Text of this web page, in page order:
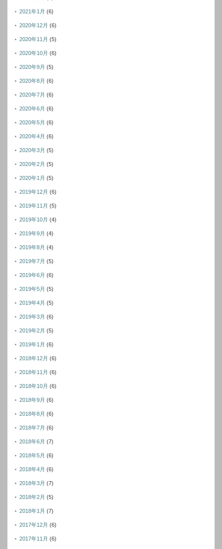
2021年1月 (6)
2020年12月 (6)
2020年11月 (5)
2020年10月 (6)
2020年9月 (5)
2020年8月 (6)
2020年7月 (6)
2020年6月 (6)
2020年5月 (6)
2020年4月 (6)
2020年3月 (5)
2020年2月 (5)
2020年1月 (5)
2019年12月 (6)
2019年11月 (5)
2019年10月 (4)
2019年9月 (4)
2019年8月 (4)
2019年7月 (5)
2019年6月 (6)
2019年5月 (5)
2019年4月 (5)
2019年3月 (6)
2019年2月 (5)
2019年1月 (6)
2018年12月 (6)
2018年11月 (6)
2018年10月 (6)
2018年9月 (6)
2018年8月 (6)
2018年7月 (6)
2018年6月 (7)
2018年5月 (6)
2018年4月 (6)
2018年3月 (7)
2018年2月 (5)
2018年1月 (7)
2017年12月 (6)
2017年11月 (6)